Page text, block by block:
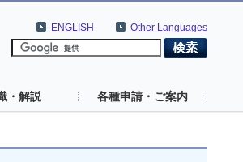
Other Languages
ENGLISH
・解説 各種申請・ご案内